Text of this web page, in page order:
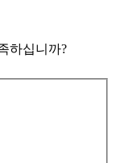
하십니까?